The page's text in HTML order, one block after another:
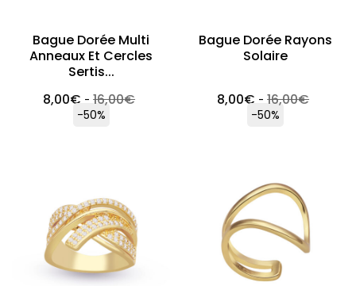
Bague Dorée Multi
Anneaux Et Cercles
Sertis...
8,00€ -16,00€
-50%
Bague Dorée Rayons
Solaire
8,00€ -16,00€
-50%